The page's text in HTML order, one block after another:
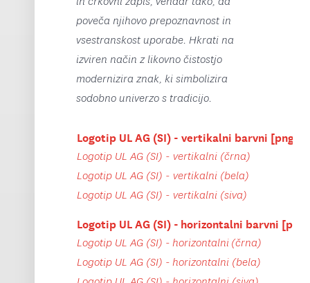
poveča njihovo prepoznavnost in
vsestranskost uporabe. Hkrati na
izviren način z likovno čistostjo
modernizira znak, ki simbolizira
sodobno univerzo s tradicijo.
Logotip UL AG (SI) - vertikalni barvni [png]
Logotip UL AG (SI) - vertikalni (črna)
Logotip UL AG (SI) - vertikalni (bela)
Logotip UL AG (SI) - vertikalni (siva)
Logotip UL AG (SI) - horizontalni barvni [png]
Logotip UL AG (SI) - horizontalni (črna)
Logotip UL AG (SI) - horizontalni (bela)